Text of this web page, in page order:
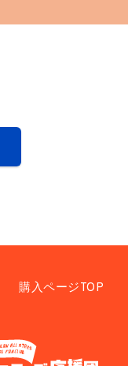
購入ページTOP